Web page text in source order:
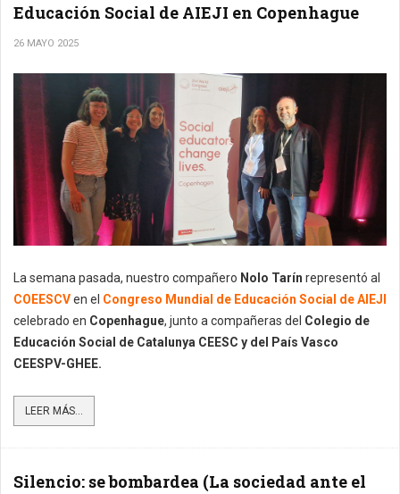
Educación Social de AIEJI en Copenhague
26 MAYO 2025
La semana pasada, nuestro compañero Nolo Tarín representó al
COEESCVen el Congreso Mundial de Educación Social de AIEJI
celebrado en Copenhague, junto a compañeras del Colegio de
Educación Social de Catalunya CEESC y del País Vasco
CEESPV-GHEE.
LEER MÁS...
Silencio: se bombardea (La sociedad ante el